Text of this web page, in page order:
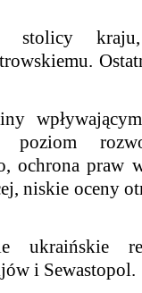
stolicy
ochrona praw
niskie oceny
ukraińskie
i Sewastopol.